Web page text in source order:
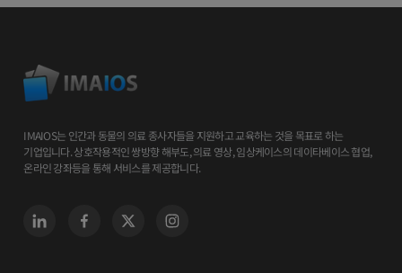
IMAIOS는 인간과 동물의 의료 종사자들을 지원하고 교육하는 것을 목표로 하는
기업입니다. 상호작용적인 쌍방향 해부도, 의료 영상, 임상케이스의 데이타베이스 협업,
온라인 강좌등을 통해 서비스를 제공합니다.